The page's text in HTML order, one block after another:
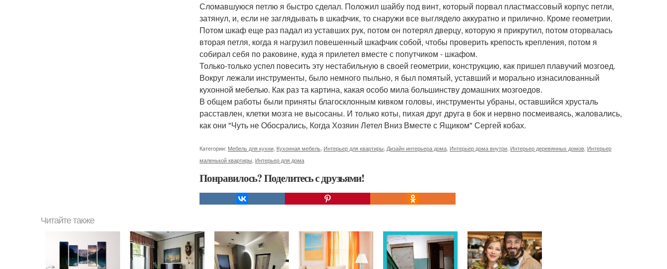
Сломавшуюся петлю я быстро сделал. Положил шайбу под винт, который порвал пластмассовый корпус петли,
затянул, и, если не заглядывать в шкафчик, то снаружи все выглядело аккуратно и прилично. Кроме геометрии.
Потом шкаф еще раз падал из уставших рук, потом он потерял дверцу, которую я прикрутил, потом оторвалась
вторая петля, когда я нагрузил повешенный шкафчик собой, чтобы проверить крепость крепления, потом я
собирал себя по раковине, куда я прилетел вместе с попутчиком - шкафом.
Только-только успел повесить эту нестабильную в своей геометрии, конструкцию, как пришел плавучий мозгоед.
Вокруг лежали инструменты, было немного пыльно, я был помятый, уставший и морально изнасилованный
кухонной мебелью. Как раз та картина, какая особо мила большинству домашних мозгоедов.
В общем работы были приняты благосклонным кивком головы, инструменты убраны, оставшийся хрусталь
расставлен, клетки мозга не высосаны. И только коты, пихая друг друга в бок и нервно посмеиваясь, жаловались,
как они "Чуть не Обосрались, Когда Хозяин Летел Вниз Вместе с Ящиком" Сергей кобах.
Категории: Мебель для кухни Кухонная мебель Интерьер для квартиры Дизайн интерьера дома Интерьер дома внутри Интерьер деревянных домов Интерьер
маленькой квартиры Интерьер для дома
Понравилось? Поделитесь с друзьями!
Читайте также